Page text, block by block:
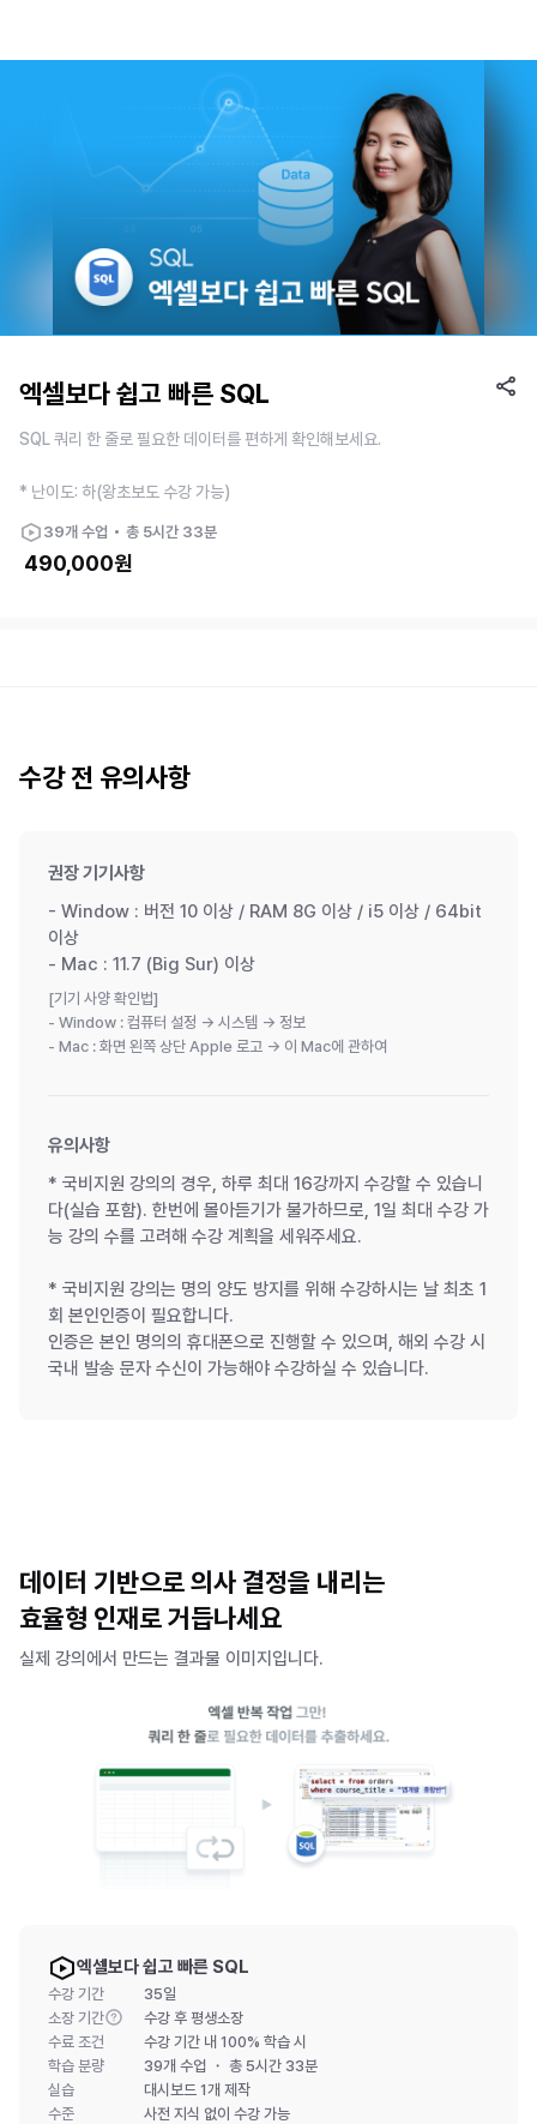
엑셀보다 쉽고 빠른 SQL
SQL 쿼리 한 줄로 필요한 데이터를 편하게 확인해보세요.
* 난이도: 하(왕초보도 수강 가능)
39개 수업 총 5시간 33분
490,000원
수강 전 유의사항
권장 기기사항
- Window : 버전 10 이상 / RAM 8G 이상 / i5 이상 / 64bit
이상
- Mac : 11.7 (Big Sur) 이상
[기기 사양 확인법]
- Window : 컴퓨터 설정 → 시스템 → 정보
- Mac : 화면 왼쪽 상단 Apple 로고 → 이 Mac에 관하여
유의사항
* 국비지원 강의의 경우, 하루 최대 16강까지 수강할 수 있습니
다(실습 포함). 한번에 몰아듣기가 불가하므로, 1일 최대 수강 가
능 강의 수를 고려해 수강 계획을 세워주세요.
* 국비지원 강의는 명의 양도 방지를 위해 수강하시는 날 최초 1
회 본인인증이 필요합니다.
인증은 본인 명의의 휴대폰으로 진행할 수 있으며, 해외 수강 시
국내 발송 문자 수신이 가능해야 수강하실 수 있습니다.
데이터 기반으로 의사 결정을 내리는
효율형 인재로 거듭나세요
실제 강의에서 만드는 결과물 이미지입니다.
엑셀보다 쉽고 빠른 SQL
수강 기간
35일
소장 기간
수강 후 평생소장
수료 조건
수강 기간 내 100% 학습 시
학습 분량
39개 수업 ・ 총 5시간 33분
실습
대시보드 1개 제작
수준
사전 지식 없이 수강 가능